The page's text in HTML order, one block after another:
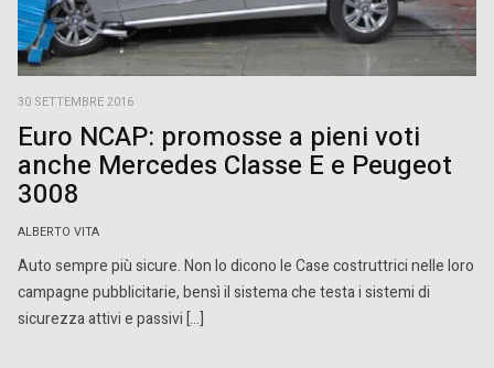
30 SETTEMBRE 2016
Euro NCAP: promosse a pieni voti
anche Mercedes Classe E e Peugeot
3008
ALBERTO VITA
Auto sempre più sicure. Non lo dicono le Case costruttrici nelle loro
campagne pubblicitarie, bensì il sistema che testa i sistemi di
sicurezza attivi e passivi […]